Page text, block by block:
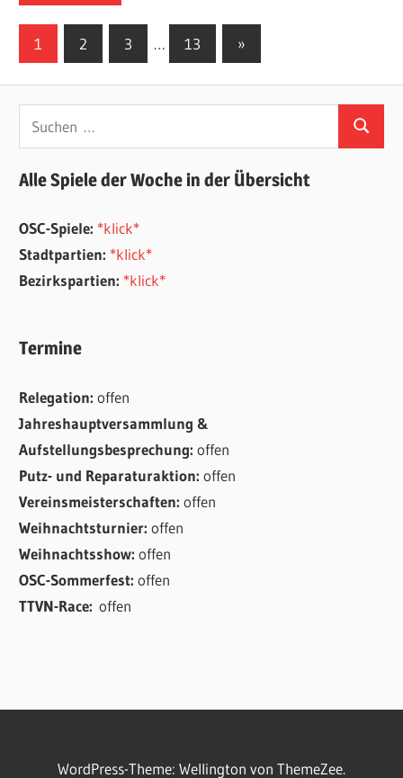
Seitennummerierung
Beiträge
1 2 3 … 13
Nächste
Beiträge
»
Suchen
Alle Spiele der Woche in der Übersicht
OSC-Spiele: *klick*
Stadtpartien: *klick*
Bezirkspartien: *klick*
Termine
Relegation:offen
Jahreshauptversammlung &
Aufstellungsbesprechung:offen
Putz- und Reparaturaktion:offen
Vereinsmeisterschaften:offen
Weihnachtsturnier:offen
Weihnachtsshow:offen
OSC-Sommerfest:offen
TTVN-Race:offen
WordPress-Theme: Wellington von ThemeZee.